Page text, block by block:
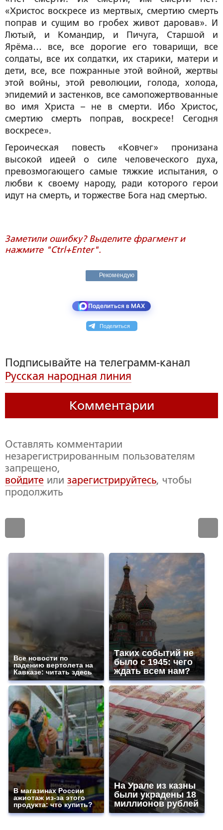
«Христос воскресе из мертвых, смертию смерть
поправ и сущим во гробех живот даровав». И
Лютый, и Командир, и Пичуга, Старшой и
Ярёма… все, все дорогие его товарищи, все
солдаты, все их солдатки, их старики, матери и
дети, все, все пожранные этой войной, жертвы
этой войны, этой революции, голода, холода,
эпидемий и застенков, все самопожертвованные
во имя Христа – не в смерти. Ибо Христос,
смертию смерть поправ, воскресе! Сегодня
воскресе».
Героическая повесть «Ковчег» пронизана
высокой идеей о силе человеческого духа,
превозмогающего самые тяжкие испытания, о
любви к своему народу, ради которого герои
идут на смерть, и торжестве Бога над смертью.
Заметили ошибку? Выделите фрагмент и
нажмите "Ctrl+Enter".
Рекомендую
Поделиться в MAX
Поделиться
Подписывайте на телеграмм-канал
Русская народная линия
Комментарии
Оставлять комментарии
незарегистрированным пользователям
запрещено,
войдите или зарегистрируйтесь, чтобы
продолжить
Все новости по
падению вертолета на
Кавказе: читать здесь
Таких событий не
было с 1945: чего
ждать всем нам?
В магазинах России
ажиотаж из-за этого
продукта: что купить?
На Урале из казны
были украдены 18
миллионов рублей